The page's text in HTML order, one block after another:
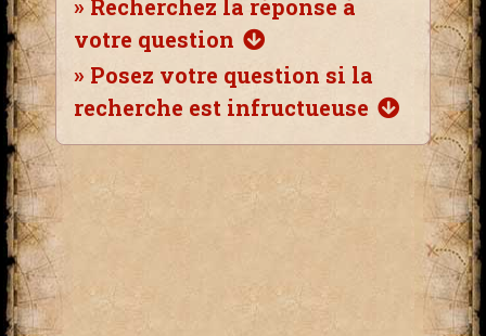
» Recherchez la réponse à
votre question
» Posez votre question si la
recherche est infructueuse